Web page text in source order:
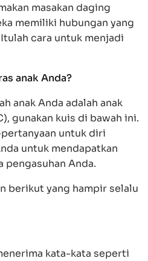
masakan daging
memiliki hubungan yang
cara untuk menjadi
anak Anda?
anak Anda adalah anak
gunakan kuis di bawah ini.
untuk diri
untuk mendapatkan
pengasuhan Anda.
berikut yang hampir selalu
kata-kata seperti